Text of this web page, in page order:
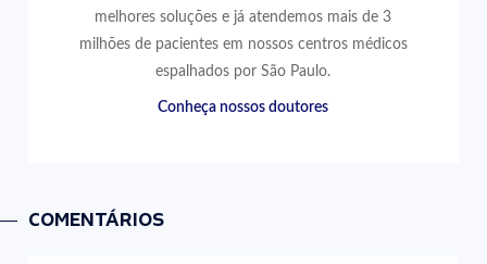
melhores soluções e já atendemos mais de 3
milhões de pacientes em nossos centros médicos
espalhados por São Paulo.
Conheça nossos doutores
COMENTÁRIOS